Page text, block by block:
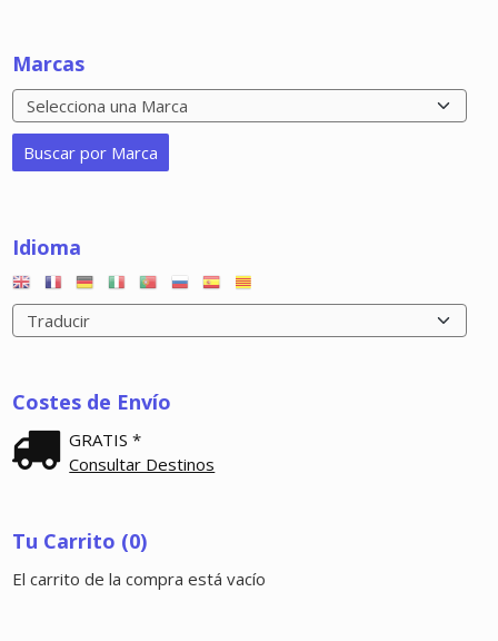
Marcas
Idioma
Costes de Envío
GRATIS *
Consultar Destinos
Tu Carrito (0)
El carrito de la compra está vacío